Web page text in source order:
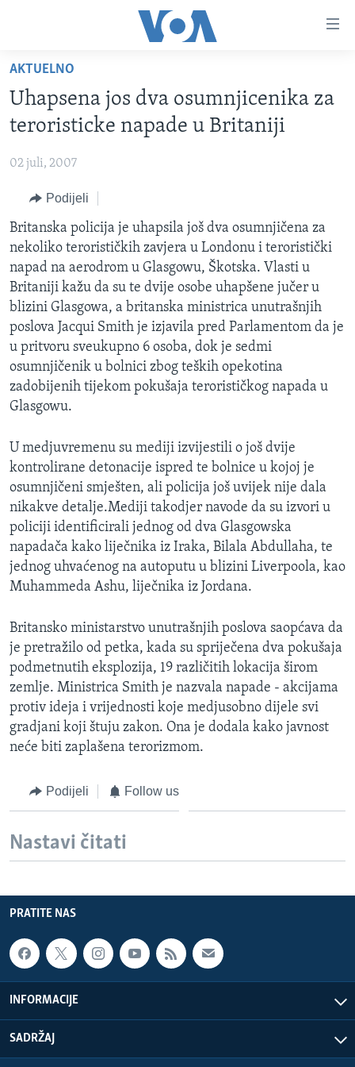
glavni
sadržaj
Pređi
na
glavnu
navigaciju
pretragu
TV PROGRAM
VIDEO
VIJESTI
SJEDINJENE AMERIČKE DRŽAVE
BOSNA I HERCEGOVINA
NAUKA I TEHNOLOGIJA
SPECIJALNI PROJEKTI
KORUPCIJA
SLOBODA MEDIJA
ŽENSKA STRANA
IZBJEGLIČKA STRANA
MAGAZIN
O GLASU AMERIKE
Learning English
PRATITE NAS
Jezici
AKTUELNO
Uhapsena jos dva osumnjicenika za
teroristicke napade u Britaniji
02 juli, 2007
Podijeli
Britanska policija je uhapsila još dva osumnjičena za
nekoliko terorističkih zavjera u Londonu i teroristički
napad na aerodrom u Glasgowu, Škotska. Vlasti u
Britaniji kažu da su te dvije osobe uhapšene jučer u
blizini Glasgowa, a britanska ministrica unutrašnjih
poslova Jacqui Smith je izjavila pred Parlamentom da je
u pritvoru sveukupno 6 osoba, dok je sedmi
osumnjičenik u bolnici zbog teških opekotina
zadobijenih tijekom pokušaja terorističkog napada u
Glasgowu.
U medjuvremenu su mediji izvijestili o još dvije
kontrolirane detonacije ispred te bolnice u kojoj je
osumnjičeni smješten, ali policija još uvijek nije dala
nikakve detalje.Mediji takodjer navode da su izvori u
policiji identificirali jednog od dva Glasgowska
napadača kako liječnika iz Iraka, Bilala Abdullaha, te
jednog uhvaćenog na autoputu u blizini Liverpoola, kao
Muhammeda Ashu, liječnika iz Jordana.
Britansko ministarstvo unutrašnjih poslova saopćava da
je pretražilo od petka, kada su spriječena dva pokušaja
podmetnutih eksplozija, 19 različitih lokacija širom
zemlje. Ministrica Smith je nazvala napade - akcijama
protiv ideja i vrijednosti koje medjusobno dijele svi
gradjani koji štuju zakon. Ona je dodala kako javnost
neće biti zaplašena terorizmom.
Podijeli Follow us
Nastavi čitati
PRATITE NAS
INFORMACIJE
SADRŽAJ